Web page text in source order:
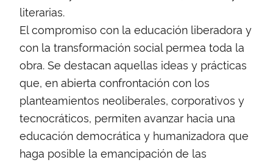
literarias.
El compromiso con la educación liberadora y
con la transformación social permea toda la
obra. Se destacan aquellas ideas y prácticas
que, en abierta confrontación con los
planteamientos neoliberales, corporativos y
tecnocráticos, permiten avanzar hacia una
educación democrática y humanizadora que
haga posible la emancipación de las